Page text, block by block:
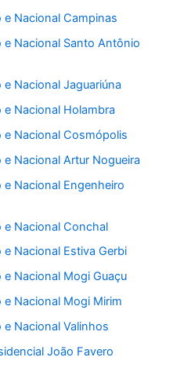
Nacional Campinas
Nacional Santo Antônio
Nacional Jaguariúna
Nacional Holambra
Nacional Cosmópolis
Nacional Artur Nogueira
Nacional Engenheiro
Nacional Conchal
Nacional Estiva Gerbi
Nacional Mogi Guaçu
Nacional Mogi Mirim
Nacional Valinhos
João Favero